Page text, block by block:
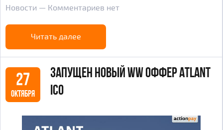
Новости — Комментариев нет
Читать далее
27
ОКТЯБРЯ
Запущен новый WW оффер Atlant
ICO